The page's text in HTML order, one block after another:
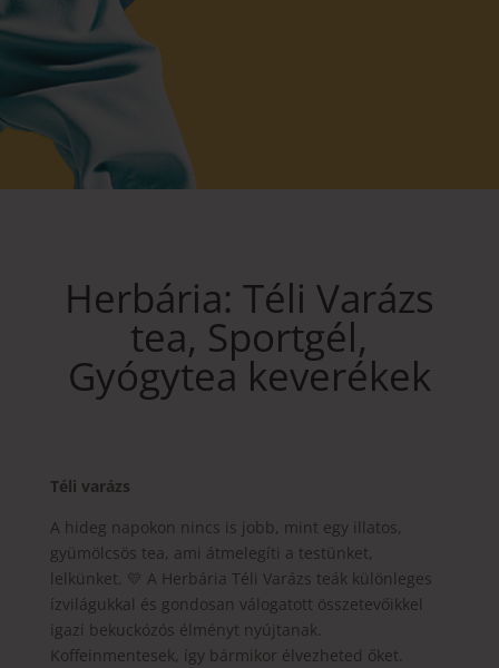
Herbária: Téli Varázs
tea, Sportgél,
Gyógytea keverékek
Téli varázs
A hideg napokon nincs is jobb, mint egy illatos,
gyümölcsös tea, ami átmelegíti a testünket,
lelkünket. 💛 A Herbária Téli Varázs teák különleges
ízvilágukkal és gondosan válogatott összetevőikkel
igazi bekuckózós élményt nyújtanak.
Koffeinmentesek, így bármikor élvezheted őket.